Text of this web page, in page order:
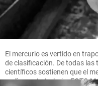
El mercurio es vertido en
de clasificación. De todas
científicos sostienen que el
realizar este trabajo. FOTO